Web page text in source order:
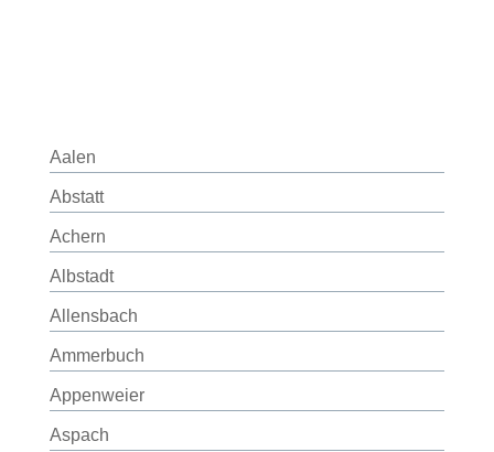
Aalen
Abstatt
Achern
Albstadt
Allensbach
Ammerbuch
Appenweier
Aspach